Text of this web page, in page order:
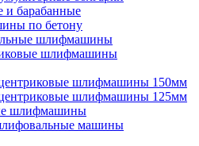
барабанные
по бетону
шлифмашины
шлифмашины
шлифмашины 150мм
шлифмашины 125мм
шлифмашины
машины